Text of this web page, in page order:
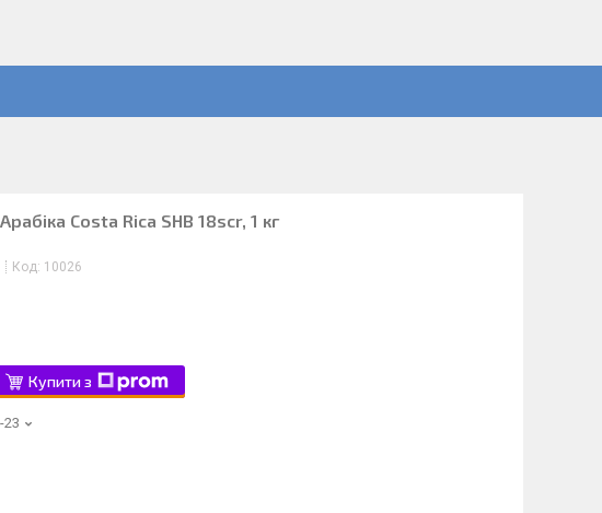
Costa Rica SHB 18scr, 1 кг
Код: 10026
Купити з
23